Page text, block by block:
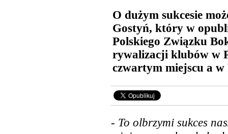
O dużym sukcesie
Gostyń, który w
Polskiego Związku
rywalizacji klubów w
czwartym miejscu a
- To olbrzymi sukces